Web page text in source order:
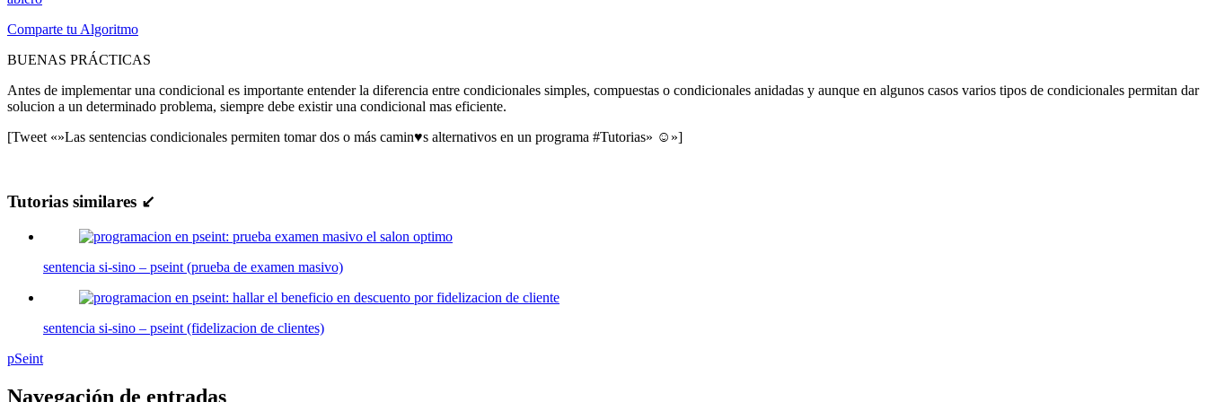
Comparte tu Algoritmo
BUENAS PRÁCTICAS
Antes de implementar una condicional es importante entender la diferencia entre condicionales simples, compuestas o condicionales anidadas y aunque en algunos casos varios tipos de condicionales permitan dar
solucion a un determinado problema, siempre debe existir una condicional mas eficiente.
[Tweet «»Las sentencias condicionales permiten tomar dos o más camin♥s alternativos en un programa #Tutorias» ☺»]
Tutorias similares ↙
sentencia si-sino – pseint (prueba de examen masivo)
sentencia si-sino – pseint (fidelizacion de clientes)
pSeint
Navegación de entradas